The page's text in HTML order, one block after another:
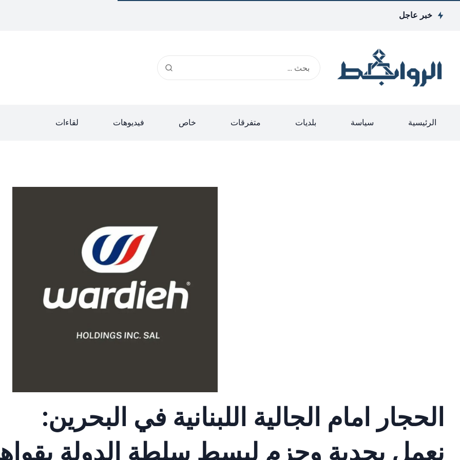
خبر عاجل
الرئيسية سياسة بلديات متفرقات خاص فيديوهات لقاءات
الحجار امام الجالية اللبنانية في البحرين:
نعمل بجدية وحزم لبسط سلطة الدولة